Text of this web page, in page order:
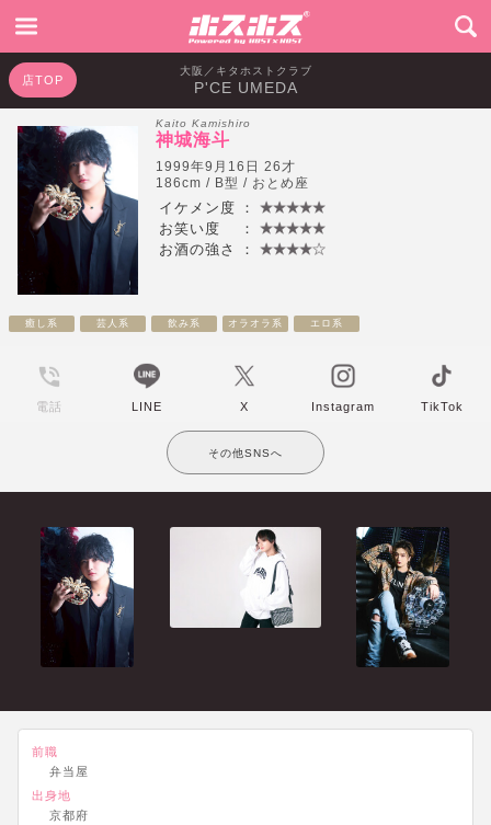
大阪／キタホストクラブ
P'CE UMEDA
店TOP
Kaito Kamishiro
神城海斗
1999年9月16日 26才
186cm / B型 / おとめ座
イケメン度
：
お笑い度
：
お酒の強さ
：
癒し系 芸人系 飲み系 オラオラ系 エロ系
電話 LINE X Instagram TikTok
その他SNSへ
前職
弁当屋
出身地
京都府